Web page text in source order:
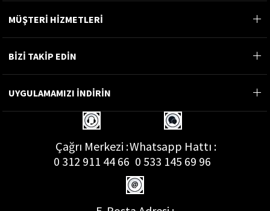
MÜŞTERİ HİZMETLERİ
BİZİ TAKİP EDİN
UYGULAMAMIZI İNDİRİN
Çağrı Merkezi :
0 312 911 44 66
Whatsapp Hattı :
0 533 145 69 96